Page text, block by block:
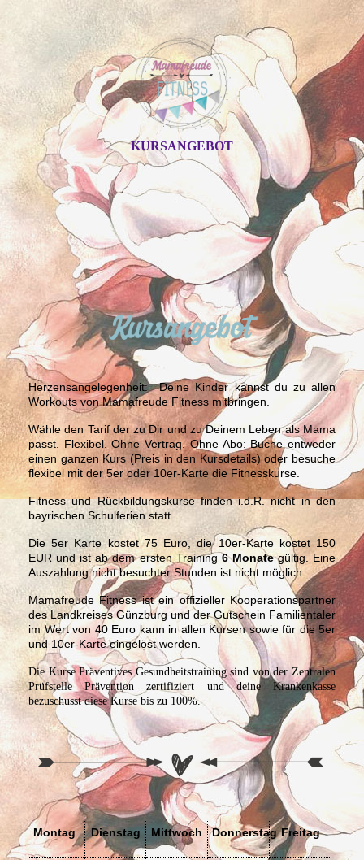
KURSANGEBOT
Herzensangelegenheit:Deine Kinder kannst du zu allen
Workouts von Mamafreude Fitness mitbringen.
Wähle den Tarif der zu Dir und zu Deinem Leben als Mama
passt. Flexibel. Ohne Vertrag. Ohne Abo: Buche entweder
einen ganzen Kurs (Preis in den Kursdetails) oder besuche
flexibel mit der 5er oder 10er-Karte die Fitnesskurse.
Fitness und Rückbildungskurse finden i.d.R. nicht in den
bayrischen Schulferien statt.
Die 5er Karte kostet 75 Euro, die 10er-Karte kostet 150
EUR und ist ab dem ersten Training6 Monategültig. Eine
Auszahlung nicht besuchter Stunden ist nicht möglich.
Mamafreude Fitness ist ein offizieller Kooperationspartner
des Landkreises Günzburg und der Gutschein Familientaler
im Wert von 40 Euro kann in allen Kursen sowie für die 5er
und 10er-Karte eingelöst werden.
Die Kurse Präventives Gesundheitstraining sind von der Zentralen
Prüfstelle Prävention zertifiziert und deine Krankenkasse
bezuschusst diese Kurse bis zu 100%.
Montag Dienstag Mittwoch Donnerstag Freitag